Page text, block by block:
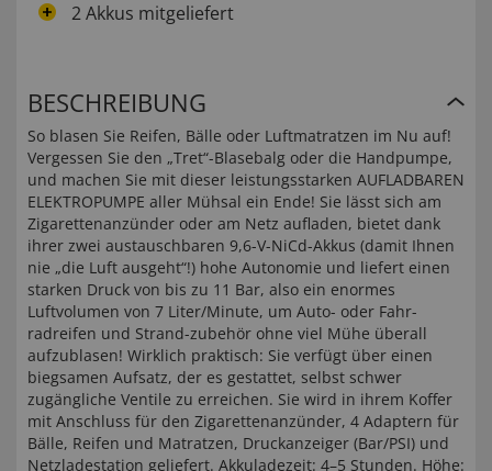
2 Akkus mitgeliefert
BESCHREIBUNG
So blasen Sie Reifen, Bälle oder Luftmatratzen im Nu auf!
Vergessen Sie den „Tret“-Blasebalg oder die Handpumpe,
und machen Sie mit dieser leistungsstarken AUFLADBAREN
ELEKTROPUMPE aller Mühsal ein Ende! Sie lässt sich am
Zigaretten­anzünder oder am Netz aufladen, bietet dank
ihrer zwei austauschbaren 9,6-V-NiCd-Akkus (damit Ihnen
nie „die Luft ausgeht“!) hohe Autonomie und liefert einen
starken Druck von bis zu 11 Bar, also ein enormes
Luftvolumen von 7 Liter/Minute, um Auto- oder Fahr­
radreifen und Strand-zubehör ohne viel Mühe überall
aufzublasen! Wirklich praktisch: Sie verfügt über einen
biegsamen Aufsatz, der es gestattet, selbst schwer
zugängliche Ventile zu erreichen. Sie wird in ihrem Koffer
mit Anschluss für den Zigarettenanzünder, 4 Adaptern für
Bälle, Reifen und Matratzen, Druckanzeiger (Bar/PSI) und
Netzladestation geliefert. Akkuladezeit: 4–5 Stunden. Höhe: